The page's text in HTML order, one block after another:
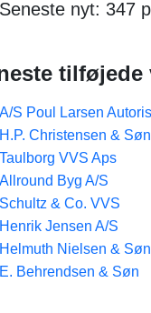
Seneste nyt: 347
tilføjede
A/S Poul Larsen
H.P. Christensen &
Taulborg VVS Aps
Allround Byg A/S
Schultz & Co. VVS
Henrik Jensen A/S
Helmuth Nielsen &
E. Behrendsen & Søn